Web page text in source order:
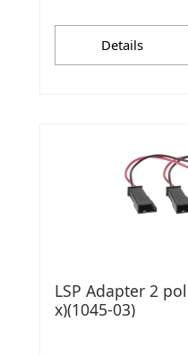
Details
LSP Adapter 2
x)(1045-03)